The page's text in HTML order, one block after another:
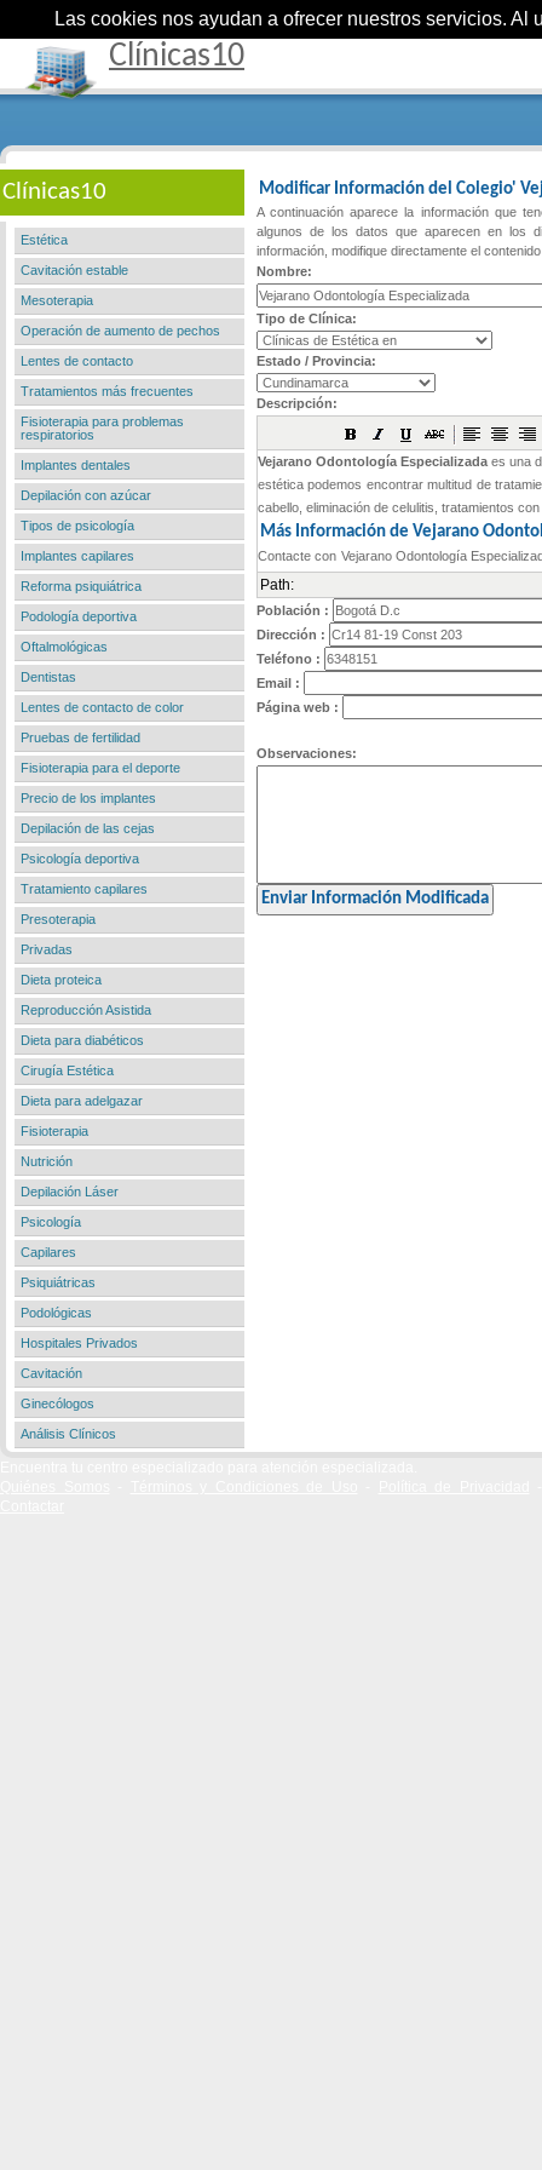
Clínicas10
Clínicas10
Estética
Cavitación estable
Mesoterapia
Operación de aumento de pechos
Lentes de contacto
Tratamientos más frecuentes
Fisioterapia para problemas
respiratorios
Implantes dentales
Depilación con azúcar
Tipos de psicología
Implantes capilares
Reforma psiquiátrica
Podología deportiva
Oftalmológicas
Dentistas
Lentes de contacto de color
Pruebas de fertilidad
Fisioterapia para el deporte
Precio de los implantes
Depilación de las cejas
Psicología deportiva
Tratamiento capilares
Presoterapia
Privadas
Dieta proteica
Reproducción Asistida
Dieta para diabéticos
Cirugía Estética
Dieta para adelgazar
Fisioterapia
Nutrición
Depilación Láser
Psicología
Capilares
Psiquiátricas
Podológicas
Hospitales Privados
Cavitación
Ginecólogos
Análisis Clínicos
Modificar Información del Colegio'
A continuación aparece la información que
algunos de los datos que aparecen en los
información, modifique directamente el
Nombre:
Tipo de Clínica:
Estado / Provincia:
Descripción:
Path:
Población :
Dirección :
Teléfono :
Email :
Página web :
Observaciones:
Las cookies nos ayudan a ofrecer nuestros servicios.